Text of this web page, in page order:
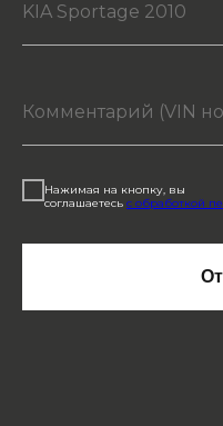
Нажимая на кнопку, вы
соглашаетесь с обработкой